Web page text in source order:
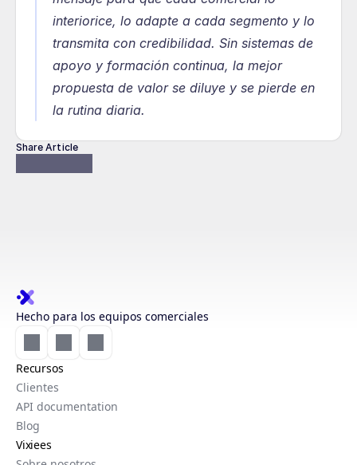
interiorice, lo adapte a cada segmento y lo
transmita con credibilidad. Sin sistemas de
apoyo y formación continua, la mejor
propuesta de valor se diluye y se pierde en
la rutina diaria.
Share Article
Hecho para los equipos comerciales
Recursos
Clientes
API documentation
Blog
Vixiees